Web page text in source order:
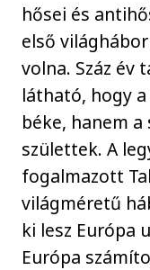
hősei és
első
volna. Száz év
látható, hogy
béke, hanem
születtek. A
fogalmazott
világméretű
ki lesz Európa
Európa